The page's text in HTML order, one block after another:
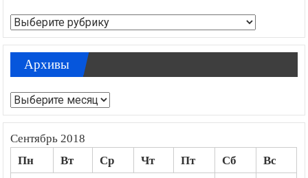
Рубрики
Архивы
Архивы
Сентябрь 2018
Пн Вт Ср Чт Пт Сб
Вс